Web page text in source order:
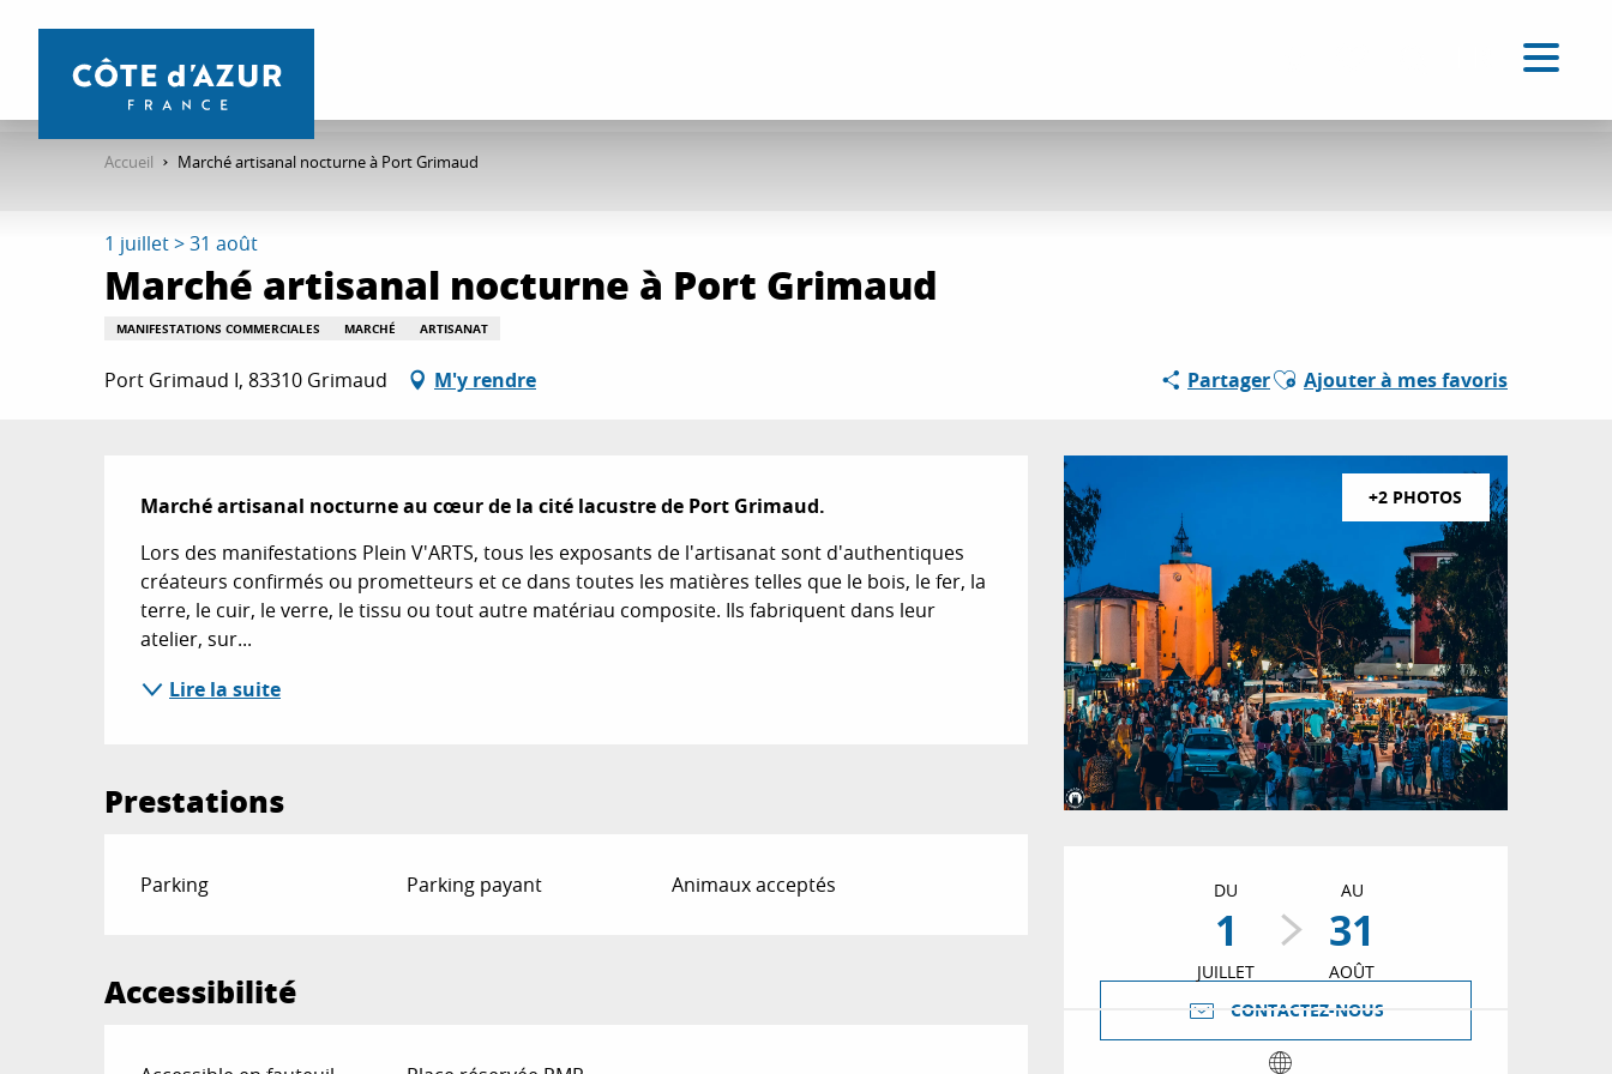
contenu
Accueil Marché artisanal nocturne à Port Grimaud
1 juillet > 31 août
Marché artisanal nocturne à Port Grimaud
MANIFESTATIONS COMMERCIALES MARCHÉ ARTISANAT
Port Grimaud I, 83310 Grimaud M'y rendre PartagerAjouter aux favoris
Ajouter à mes favoris
+2 PHOTOS
Ouverture et
DU
1
JUILLET
AU
31
AOÛT
CONTACTEZ-NOUS
Description
Marché artisanal nocturne au cœur de la cité lacustre de Port Grimaud.
Lors des manifestations Plein V'ARTS, tous les exposants de l'artisanat sont d'authentiques
créateurs confirmés ou prometteurs et ce dans toutes les matières telles que le bois, le fer, la
terre, le cuir, le verre, le tissu ou tout autre matériau composite. Ils fabriquent dans leur
atelier, sur...
Lire la suite
Prestations
Parking Parking payant Animaux acceptés
Accessibilité